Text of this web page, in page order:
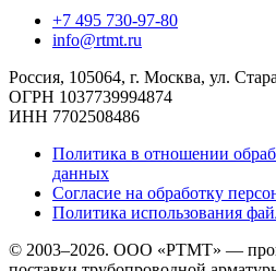
+7 495 730-97-80
info@rtmt.ru
Россия, 105064, г. Москва, ул.
ОГРН 1037739994874
ИНН 7702508486
Политика в отношении
данных
Согласие на обработку
Политика использования
© 2003–2026. ООО «РТМТ» —